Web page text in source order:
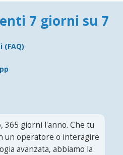
7 giorni su 7
365 giorni l'anno. Che tu
un operatore o interagire
avanzata, abbiamo la